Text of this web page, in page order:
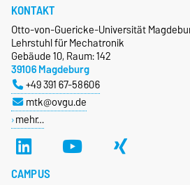
KONTAKT
Otto-von-Guericke-Universität
Lehrstuhl für Mechatronik
Gebäude 10, Raum: 142
39106 Magdeburg
+49 391 67-58606
mtk@ovgu.de
mehr…
CAMPUS